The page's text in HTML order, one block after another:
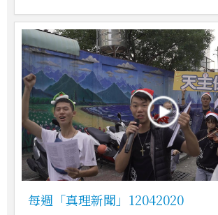
每週「真理新聞」12042020